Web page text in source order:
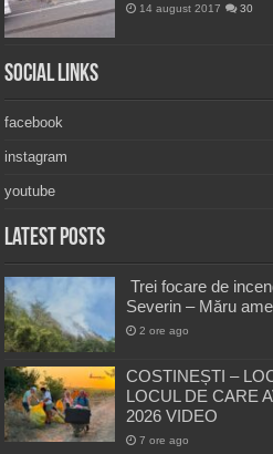
14 august 2017 30
Social Links
facebook
instagram
youtube
Latest Posts
Trei focare de
Severin – Măru
2 ore ago
COSTINEȘTI –
LOCUL DE CARE
2026 VIDEO
7 ore ago